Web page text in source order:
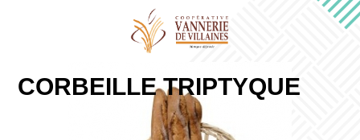
CORBEILLE TRIPTYQUE